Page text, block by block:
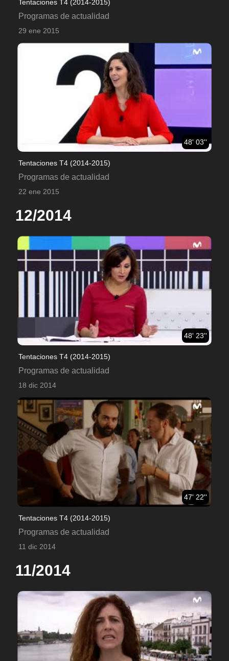
Tentaciones T4 (2014-2015)
Programas de actualidad
29 ene 2015
48' 03''
Tentaciones T4 (2014-2015)
Programas de actualidad
22 ene 2015
12/2014
48' 23''
Tentaciones T4 (2014-2015)
Programas de actualidad
18 dic 2014
47' 22''
Tentaciones T4 (2014-2015)
Programas de actualidad
11 dic 2014
11/2014